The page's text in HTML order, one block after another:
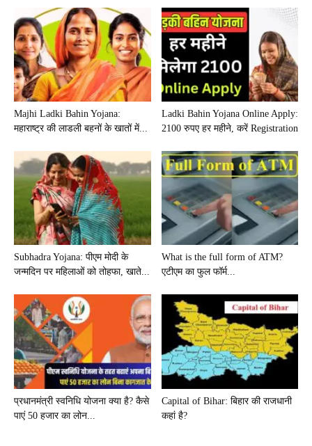
Majhi Ladki Bahin Yojana:
महाराष्ट्र की लाडली बहनों के खातों में...
Ladki Bahin Yojana Online Apply:
2100 रुपए हर महीने, करें Registration
Subhadra Yojana: पीएम मोदी के
जन्मदिन पर महिलाओं को तोहफा, खाते...
What is the full form of ATM?
एटीएम का फुल फॉर्म...
प्रधानमंत्री स्वनिधि योजना क्या है? कैसे
पाएं 50 हजार का लोन...
Capital of Bihar: बिहार की राजधानी
कहां है?